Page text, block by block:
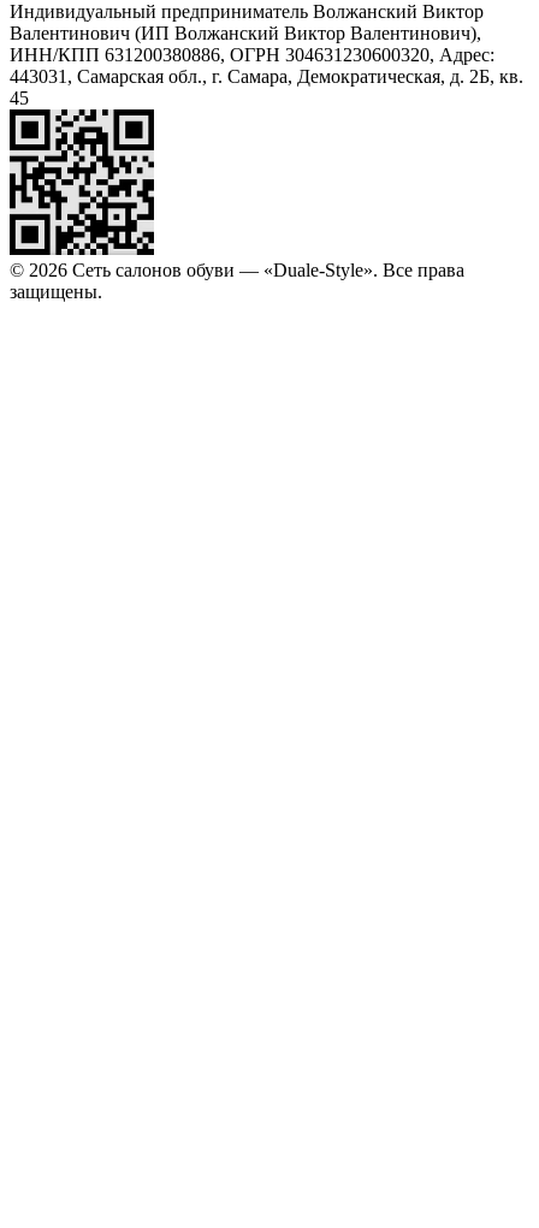
Индивидуальный предприниматель Волжанский Виктор
Валентинович (ИП Волжанский Виктор Валентинович),
ИНН/КПП 631200380886, ОГРН 304631230600320, Адрес:
443031, Самарская обл., г. Самара, Демократическая, д. 2Б, кв.
45
© 2026 Сеть салонов обуви — «Duale-Style». Все права
защищены.